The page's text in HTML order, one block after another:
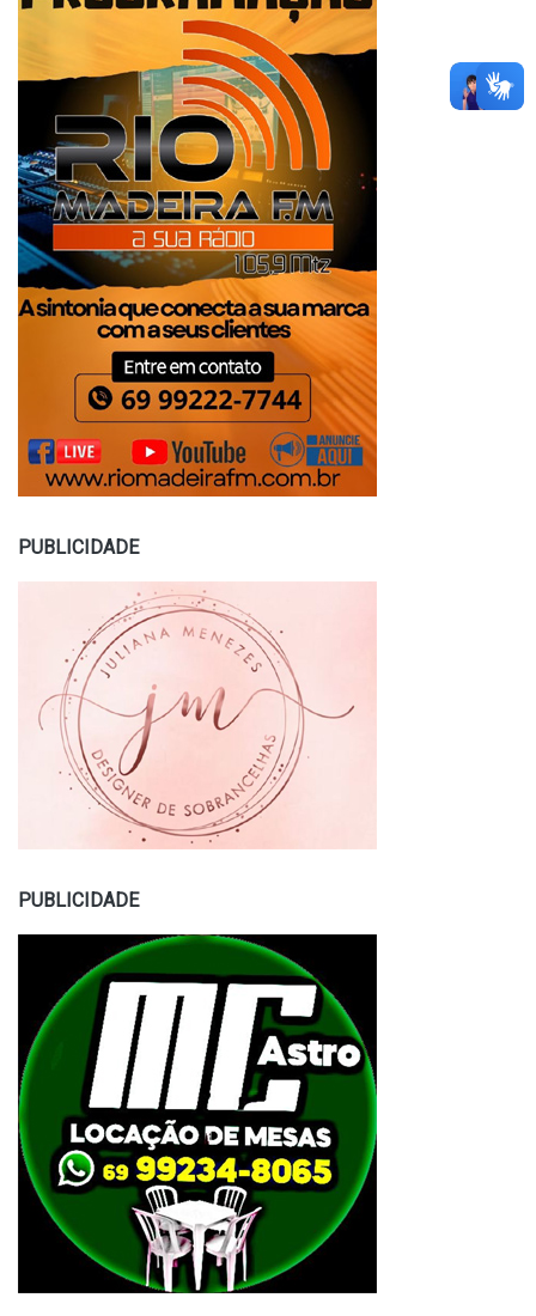
PUBLICIDADE
PUBLICIDADE